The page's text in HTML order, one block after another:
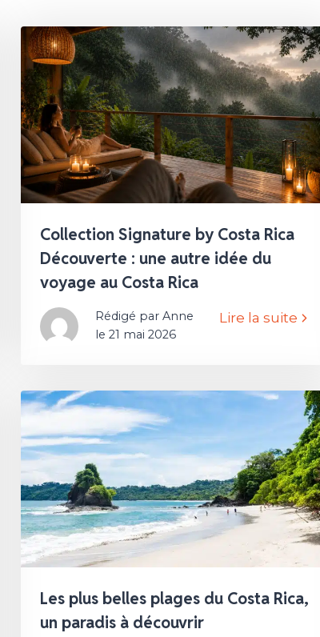
Collection Signature by Costa Rica
Découverte : une autre idée du
voyage au Costa Rica
Rédigé par Anne
le 21 mai 2026
Lire la suite
Les plus belles plages du Costa Rica,
un paradis à découvrir